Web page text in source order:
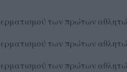
των πρώτων
των πρώτων
των πρώτων